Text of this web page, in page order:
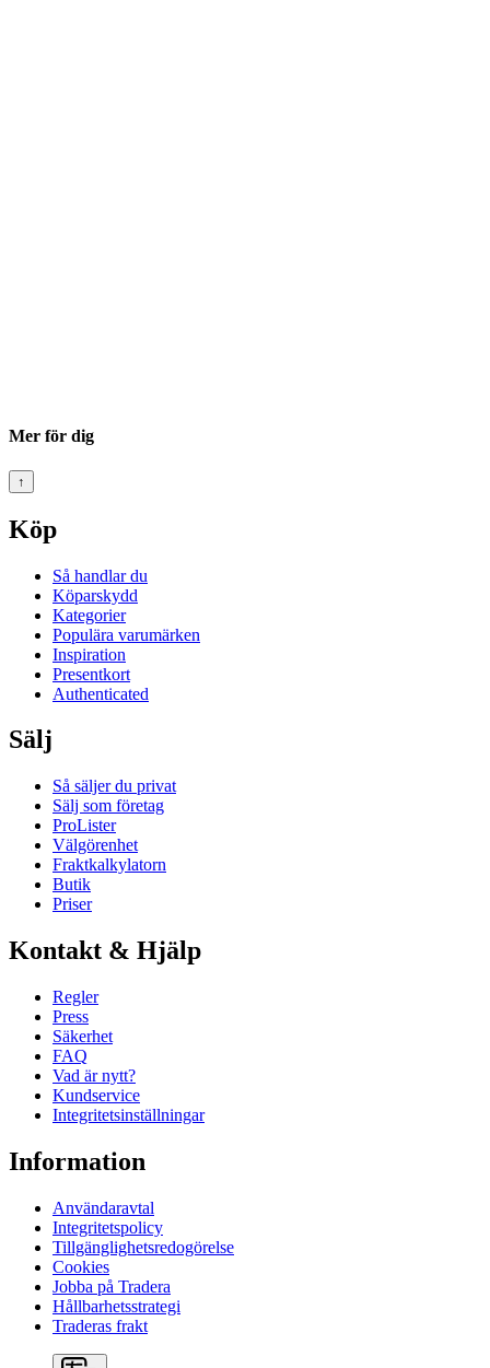
Mer för dig
↑
Köp
Så handlar du
Köparskydd
Kategorier
Populära varumärken
Inspiration
Presentkort
Authenticated
Sälj
Så säljer du privat
Sälj som företag
ProLister
Välgörenhet
Fraktkalkylatorn
Butik
Priser
Kontakt & Hjälp
Regler
Press
Säkerhet
FAQ
Vad är nytt?
Kundservice
Integritetsinställningar
Information
Användaravtal
Integritetspolicy
Tillgänglighetsredogörelse
Cookies
Jobba på Tradera
Hållbarhetsstrategi
Traderas frakt